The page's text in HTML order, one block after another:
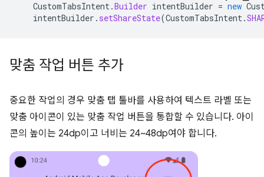
CustomTabsIntent.Builder intentBuilder = new
intentBuilder . setShareState(CustomTabsIntent.
맞춤 작업 버튼 추가
중요한 작업의 경우 맞춤 탭 툴바를 사용하여 텍스트 라벨 또는
맞춤 아이콘이 있는 맞춤 작업 버튼을 통합할 수 있습니다. 아이
콘의 높이는 24dp이고 너비는 24~48dp여야 합니다.